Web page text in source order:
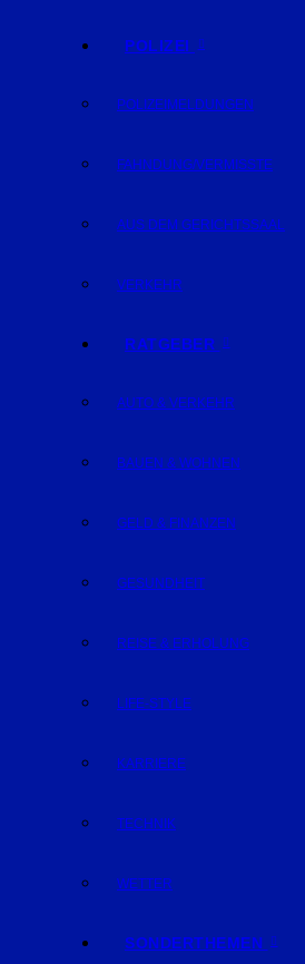
POLIZEI
POLIZEIMELDUNGEN
FAHNDUNG/VERMISSTE
AUS DEM GERICHTSSAAL
VERKEHR
RATGEBER
AUTO & VERKEHR
BAUEN & WOHNEN
GELD & FINANZEN
GESUNDHEIT
REISE & ERHOLUNG
LIFE-STYLE
KARRIERE
TECHNIK
WETTER
SONDERTHEMEN